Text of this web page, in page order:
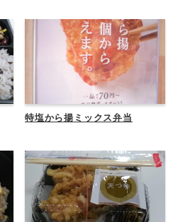
特塩から揚ミックス弁当